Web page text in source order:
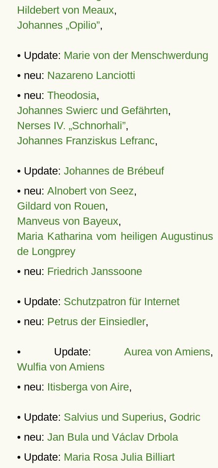
Hildebert von Meaux,
Johannes „Opilio”,
• Update: Marie von der Menschwerdung
• neu: Nazareno Lanciotti
• neu: Theodosia,
Johannes Swierc und Gefährten,
Nerses IV. „Schnorhali”,
Johannes Franziskus Lefranc,
• Update: Johannes de Brébeuf
• neu: Alnobert von Seez,
Gildard von Rouen,
Manveus von Bayeux,
Maria Katharina vom heiligen Augustinus
de Longprey
• neu: Friedrich Janssoone
• Update: Schutzpatron für Internet
• neu: Petrus der Einsiedler,
• Update: Aurea von Amiens,
Wulfia von Amiens
• neu: Itisberga von Aire,
• Update: Salvius und Superius, Godric
• neu: Jan Bula und Václav Drbola
• Update: Maria Rosa Julia Billiart